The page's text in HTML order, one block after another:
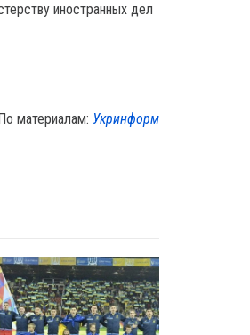
иностранных дел
материалам: Укринформ